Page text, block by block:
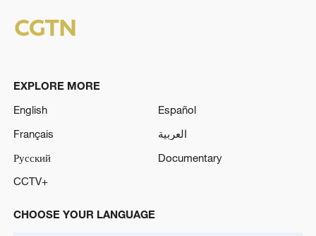
EXPLORE MORE
English
Español
Français
العربية
Русский
Documentary
CCTV+
CHOOSE YOUR LANGUAGE